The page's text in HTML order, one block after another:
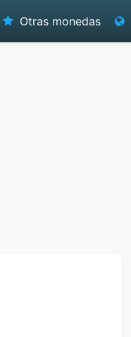
Otras monedas